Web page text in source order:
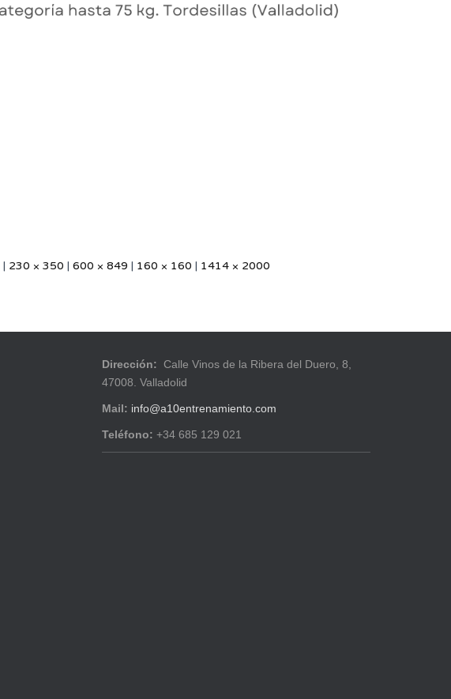
230 × 350 600 × 849 160 × 160 1414 × 2000
Dirección: Calle Vinos de la Ribera del Duero, 8,
47008. Valladolid
Mail: info@a10entrenamiento.com
Teléfono: +34 685 129 021